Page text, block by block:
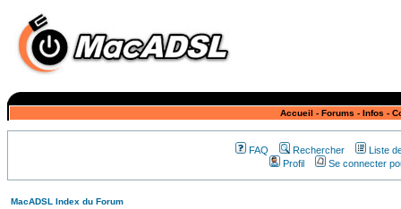
Accueil - Forums - Infos -
FAQ Rechercher
Liste
Profil
Se connecter
MacADSL Index du Forum